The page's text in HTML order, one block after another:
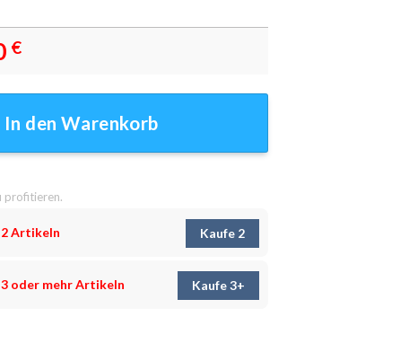
€
Wandbilder Menge
In den Warenkorb
profitieren.
Artikeln Kaufe 2
oder mehr Artikeln Kaufe 3+